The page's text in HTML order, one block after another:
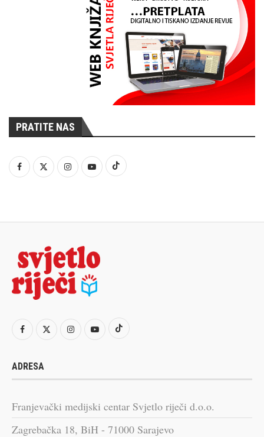
PRATITE NAS
ADRESA
Franjevački medijski centar Svjetlo riječi d.o.o.
Zagrebačka 18, BiH - 71000 Sarajevo